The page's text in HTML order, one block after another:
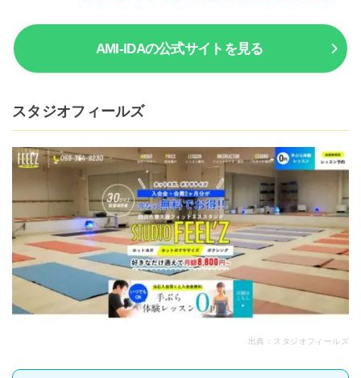
AMI-IDAの公式サイトを見る
スタジオフィールズ
出典： スタジオフィールズ